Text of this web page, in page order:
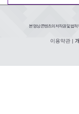
본 영상 콘텐츠의 저작권 및 법적
이용약관|